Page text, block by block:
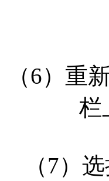
（6）重
栏
（7）